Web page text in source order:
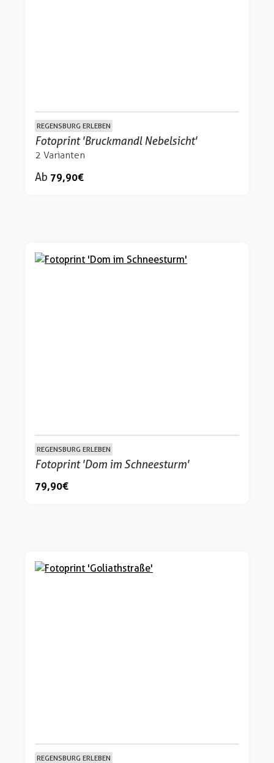
REGENSBURG ERLEBEN
Fotoprint 'Bruckmandl Nebelsicht'
2 Varianten
Ab 79,90 €
REGENSBURG ERLEBEN
Fotoprint 'Dom im Schneesturm'
79,90 €
REGENSBURG ERLEBEN